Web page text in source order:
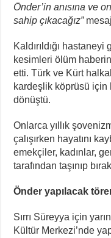
Önder’in anısına ve
sahip çıkacağız”
Kaldırıldığı
kesimleri ölüm
etti. Türk ve Kürt
kardeşlik köprüsü
dönüştü.
Onlarca yıllık
çalışırken hayatını
emekçiler, kadınlar,
tarafından taşınıp
Önder yapılacak
Sırrı Süreyya için
Kültür Merkezi’nde